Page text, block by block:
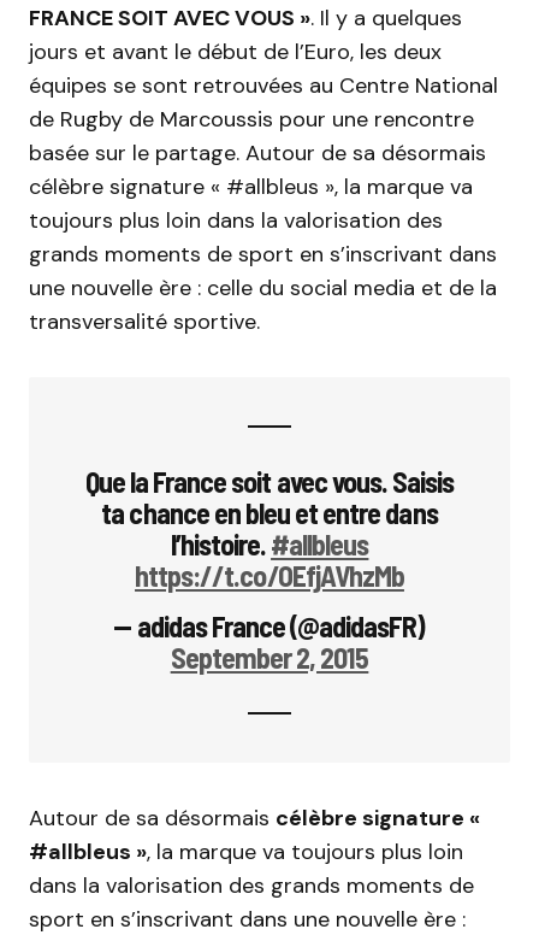
FRANCE SOIT AVEC VOUS ». Il y a quelques
jours et avant le début de l’Euro, les deux
équipes se sont retrouvées au Centre National
de Rugby de Marcoussis pour une rencontre
basée sur le partage. Autour de sa désormais
célèbre signature « #allbleus », la marque va
toujours plus loin dans la valorisation des
grands moments de sport en s’inscrivant dans
une nouvelle ère : celle du social media et de la
transversalité sportive.
Que la France soit avec vous. Saisis
ta chance en bleu et entre dans
l’histoire.#allbleus
https://t.co/OEfjAVhzMb
— adidas France (@adidasFR)
September 2, 2015
Autour de sa désormais célèbre signature «
#allbleus », la marque va toujours plus loin
dans la valorisation des grands moments de
sport en s’inscrivant dans une nouvelle ère :